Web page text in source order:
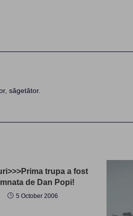
săgetător.
trupa a fost
de Dan Popi!
5 October 2006